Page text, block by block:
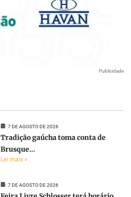
Publicidade
7 DE AGOSTO DE 2026
Tradição gaúcha toma conta de
Brusque...
Ler mais »
7 DE AGOSTO DE 2026